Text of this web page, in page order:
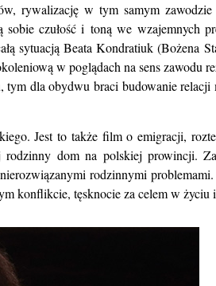
rywalizację w tym samym
czułość i toną we wzajemnych
sytuacją Beata Kondratiuk (Bożena
w poglądach na sens zawodu
dla obydwu braci budowanie
Jest to także film o emigracji,
dom na polskiej prowincji.
rodzinnymi
konflikcie, tęsknocie za celem w życiu